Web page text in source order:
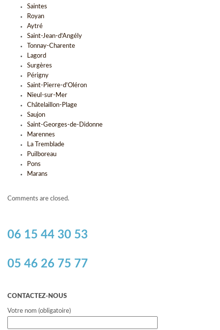
Saintes
Royan
Aytré
Saint-Jean-d'Angély
Tonnay-Charente
Lagord
Surgères
Périgny
Saint-Pierre-d'Oléron
Nieul-sur-Mer
Châtelaillon-Plage
Saujon
Saint-Georges-de-Didonne
Marennes
La Tremblade
Puilboreau
Pons
Marans
Comments are closed.
06 15 44 30 53
05 46 26 75 77
CONTACTEZ-NOUS
Votre nom (obligatoire)